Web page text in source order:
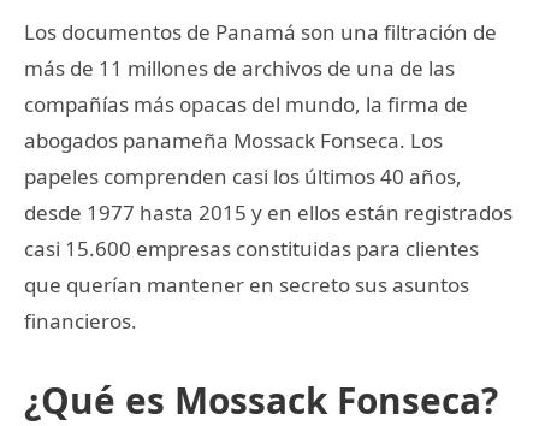
Los documentos de Panamá son una filtración de
más de 11 millones de archivos de una de las
compañías más opacas del mundo, la firma de
abogados panameña Mossack Fonseca. Los
papeles comprenden casi los últimos 40 años,
desde 1977 hasta 2015 y en ellos están registrados
casi 15.600 empresas constituidas para clientes
que querían mantener en secreto sus asuntos
financieros.
¿Qué es Mossack Fonseca?